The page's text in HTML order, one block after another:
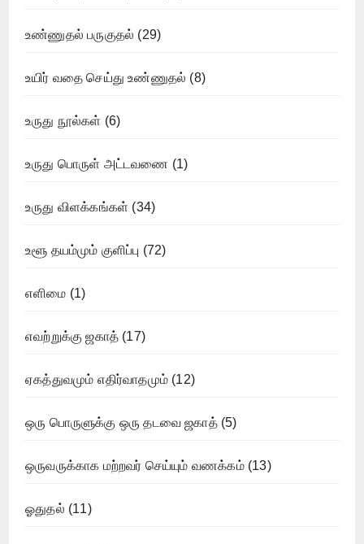
உண்ணுதல் பருகுதல் (29)
உயிர் வதை செய்து உண்ணுதல் (8)
உருது நூல்கள் (6)
உருது பொருள் அட்டவணை (1)
உருது விளக்கங்கள் (34)
உளூ தயம்மும் குளிப்பு (72)
எளிமை (1)
எவற்றுக்கு ஜகாத் (17)
ஏகத்துவமும் எதிர்வாதமும் (12)
ஒரு பொருளுக்கு ஒரு தடவை ஜகாத்(5)
ஒருவருக்காக மற்றவர் செய்யும் வணக்கம்(13)
ஓதுதல் (11)